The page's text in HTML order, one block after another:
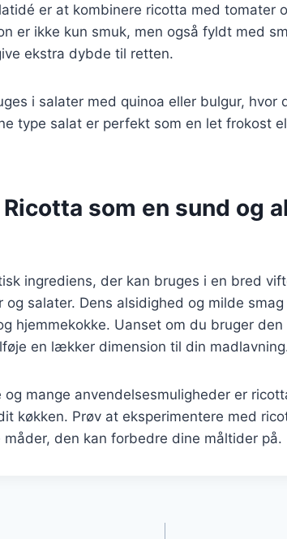
er at kombinere ricotta med tomater
er ikke kun smuk, men også fyldt med
ekstra dybde til retten.
i salater med quinoa eller bulgur, hvor
type salat er perfekt som en let frokost
som en sund og
ingrediens, der kan bruges i en bred
og salater. Dens alsidighed og milde
hjemmekokke. Uanset om du bruger
en lækker dimension til din
og mange anvendelsesmuligheder er
køkken. Prøv at eksperimentere med
måder, den kan forbedre dine måltider på.